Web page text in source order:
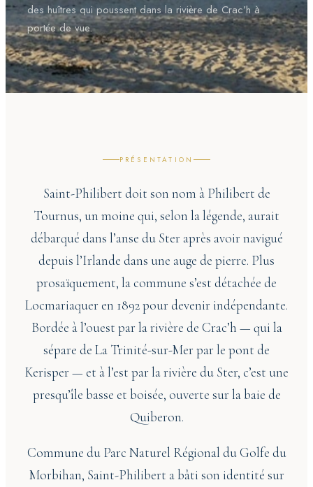
des huîtres qui poussent dans la rivière de Crac’h à
portée de vue.
PRÉSENTATION
Saint-Philibert doit son nom à Philibert de
Tournus, un moine qui, selon la légende, aurait
débarqué dans l’anse du Ster après avoir navigué
depuis l’Irlande dans une auge de pierre. Plus
prosaïquement, la commune s’est détachée de
Locmariaquer en 1892 pour devenir indépendante.
Bordée à l’ouest par la rivière de Crac’h — qui la
sépare de La Trinité-sur-Mer par le pont de
Kerisper — et à l’est par la rivière du Ster, c’est une
presqu’île basse et boisée, ouverte sur la baie de
Quiberon.
Commune du Parc Naturel Régional du Golfe du
Morbihan, Saint-Philibert a bâti son identité sur